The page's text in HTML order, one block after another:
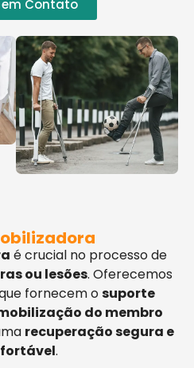
em Contato
é crucial no processo de
ou lesões. Oferecemos
fornecem osuporte
do membro
recuperação segura e
.